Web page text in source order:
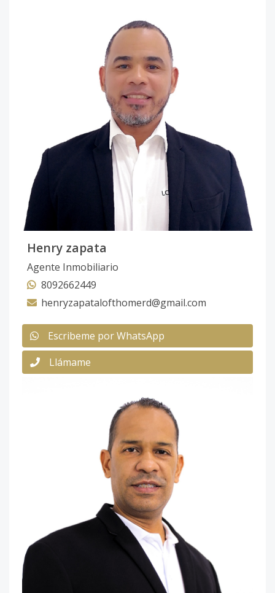
Henry zapata
Agente Inmobiliario
8092662449
henryzapatalofthomerd@gmail.com
Escribeme por WhatsApp
Llámame